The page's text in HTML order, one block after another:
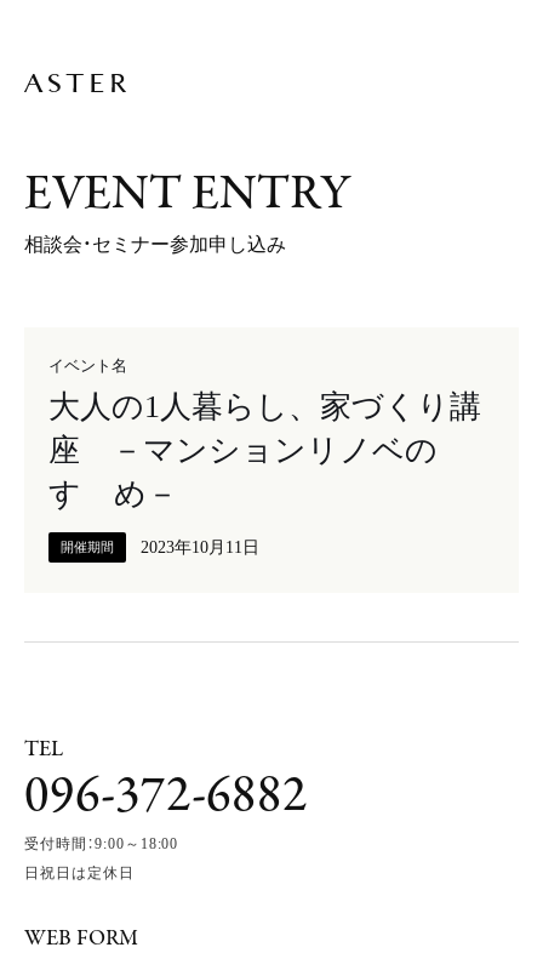
EVENT ENTRY
相談会・セミナー参加申し込み
イベント名
大人の1人暮らし、家づくり講
座 －マンションリノベの
すゝめ－
開催期間 2023年10月11日
TEL
096-372-6882
受付時間：9:00～18:00
日祝日は定休日
WEB FORM
AB OUT
LIVING D
V OICE
JOU R NAL
NEWS
F Q
C ARE RS